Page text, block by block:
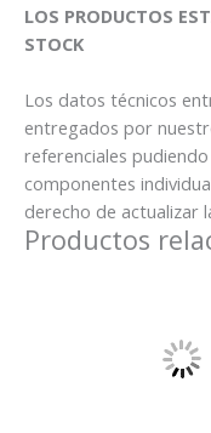
LOS PRODUCTOS
STOCK
Los datos técnicos
entregados por
referenciales
componentes
derecho de actualizar
Productos